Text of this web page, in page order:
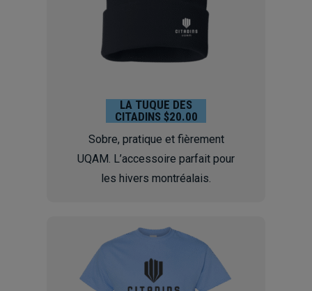
LA TUQUE DES
CITADINS $20.00
Sobre, pratique et fièrement
UQAM. L’accessoire parfait pour
les hivers montréalais.